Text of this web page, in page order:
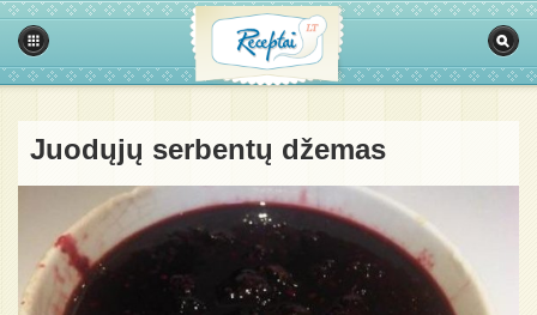
Juodųjų serbentų džemas